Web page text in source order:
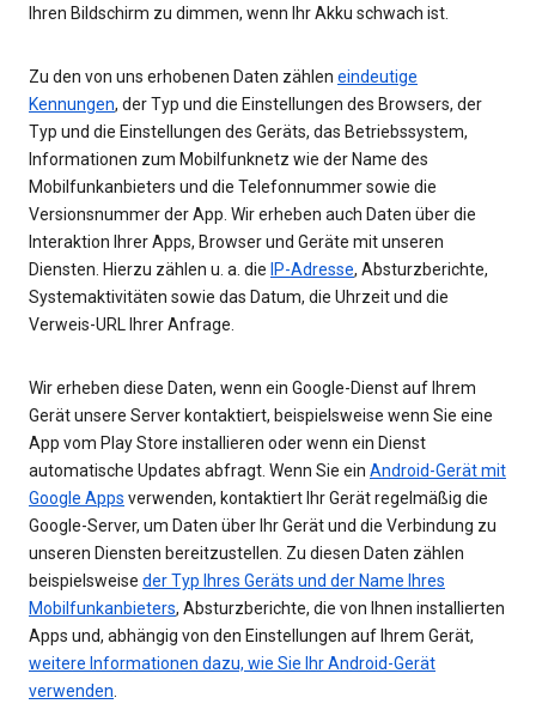
Ihren Bildschirm zu dimmen, wenn Ihr Akku schwach ist.
Zu den von uns erhobenen Daten zählen eindeutige
Kennungen, der Typ und die Einstellungen des Browsers, der
Typ und die Einstellungen des Geräts, das Betriebssystem,
Informationen zum Mobilfunknetz wie der Name des
Mobilfunkanbieters und die Telefonnummer sowie die
Versionsnummer der App. Wir erheben auch Daten über die
Interaktion Ihrer Apps, Browser und Geräte mit unseren
Diensten. Hierzu zählen u. a. die IP-Adresse, Absturzberichte,
Systemaktivitäten sowie das Datum, die Uhrzeit und die
Verweis-URL Ihrer Anfrage.
Wir erheben diese Daten, wenn ein Google-Dienst auf Ihrem
Gerät unsere Server kontaktiert, beispielsweise wenn Sie eine
App vom Play Store installieren oder wenn ein Dienst
automatische Updates abfragt. Wenn Sie ein Android-Gerät mit
Google Apps verwenden, kontaktiert Ihr Gerät regelmäßig die
Google-Server, um Daten über Ihr Gerät und die Verbindung zu
unseren Diensten bereitzustellen. Zu diesen Daten zählen
beispielsweise der Typ Ihres Geräts und der Name Ihres
Mobilfunkanbieters, Absturzberichte, die von Ihnen installierten
Apps und, abhängig von den Einstellungen auf Ihrem Gerät,
weitere Informationen dazu, wie Sie Ihr Android-Gerät
verwenden.